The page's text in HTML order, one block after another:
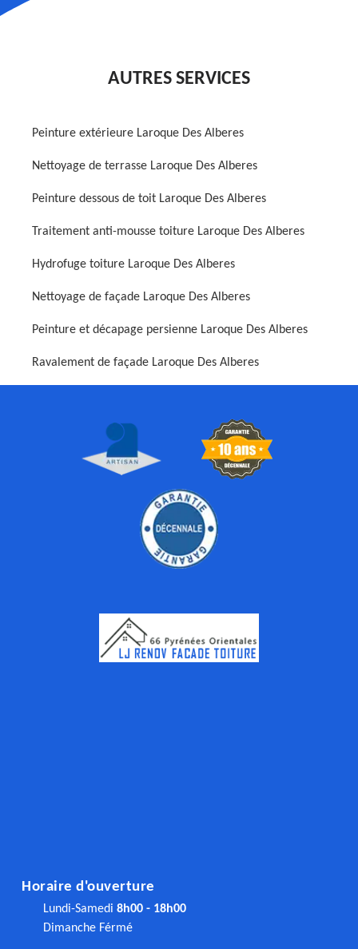
AUTRES SERVICES
Peinture extérieure Laroque Des Alberes
Nettoyage de terrasse Laroque Des Alberes
Peinture dessous de toit Laroque Des Alberes
Traitement anti-mousse toiture Laroque Des Alberes
Hydrofuge toiture Laroque Des Alberes
Nettoyage de façade Laroque Des Alberes
Peinture et décapage persienne Laroque Des Alberes
Ravalement de façade Laroque Des Alberes
Horaire d'ouverture
Lundi-Samedi 8h00 - 18h00
Dimanche Férmé